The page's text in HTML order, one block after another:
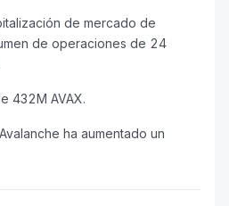
de mercado de
de operaciones de 24
432M AVAX.
ha aumentado un